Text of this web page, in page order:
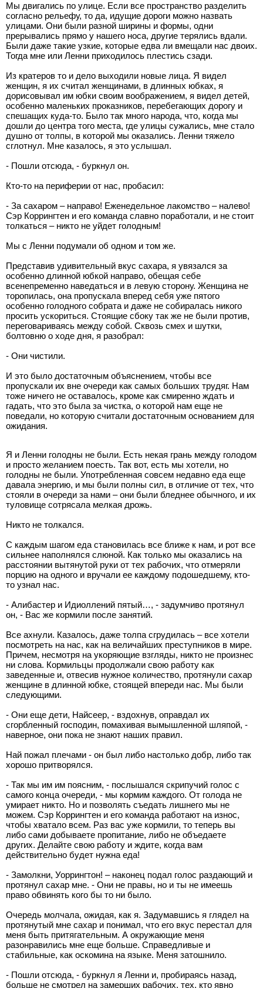
Мы двигались по улице. Если все пространство разделить
согласно рельефу, то да, идущие дороги можно назвать
улицами. Они были разной ширины и формы, одни
прерывались прямо у нашего носа, другие терялись вдали.
Были даже такие узкие, которые едва ли вмещали нас двоих.
Тогда мне или Ленни приходилось плестись сзади.
Из кратеров то и дело выходили новые лица. Я видел
женщин, я их считал женщинами, в длинных юбках, я
дорисовывал им юбки своим воображением, я видел детей,
особенно маленьких проказников, перебегающих дорогу и
спешащих куда-то. Было так много народа, что, когда мы
дошли до центра того места, где улицы сужались, мне стало
душно от толпы, в которой мы оказались. Ленни тяжело
сглотнул. Мне казалось, я это услышал.
- Пошли отсюда, - буркнул он.
Кто-то на периферии от нас, пробасил:
- За сахаром – направо! Еженедельное лакомство – налево!
Сэр Коррингтен и его команда славно поработали, и не стоит
толкаться – никто не уйдет голодным!
Мы с Ленни подумали об одном и том же.
Представив удивительный вкус сахара, я увязался за
особенно длинной юбкой направо, обещая себе
всенепременно наведаться и в левую сторону. Женщина не
торопилась, она пропускала вперед себя уже пятого
особенно голодного собрата и даже не собиралась никого
просить ускориться. Стоящие сбоку так же не были против,
переговариваясь между собой. Сквозь смех и шутки,
болтовню о ходе дня, я разобрал:
- Они чистили.
И это было достаточным объяснением, чтобы все
пропускали их вне очереди как самых больших трудяг. Нам
тоже ничего не оставалось, кроме как смиренно ждать и
гадать, что это была за чистка, о которой нам еще не
поведали, но которую считали достаточным основанием для
ожидания.
Я и Ленни голодны не были. Есть некая грань между голодом
и просто желанием поесть. Так вот, есть мы хотели, но
голодны не были. Употребленная совсем недавно еда еще
давала энергию, и мы были полны сил, в отличие от тех, что
стояли в очереди за нами – они были бледнее обычного, и их
туловище сотрясала мелкая дрожь.
Никто не толкался.
С каждым шагом еда становилась все ближе к нам, и рот все
сильнее наполнялся слюной. Как только мы оказались на
расстоянии вытянутой руки от тех рабочих, что отмеряли
порцию на одного и вручали ее каждому подошедшему, кто-
то узнал нас.
- Алибастер и Идиоллений пятый…, - задумчиво протянул
он, - Вас же кормили после занятий.
Все ахнули. Казалось, даже толпа сгрудилась – все хотели
посмотреть на нас, как на величайших преступников в мире.
Причем, несмотря на укоряющие взгляды, никто не произнес
ни слова. Кормильцы продолжали свою работу как
заведенные и, отвесив нужное количество, протянули сахар
женщине в длинной юбке, стоящей впереди нас. Мы были
следующими.
- Они еще дети, Найсеер, - вздохнув, оправдал их
сгорбленный господин, помахивая вымышленной шляпой, -
наверное, они пока не знают наших правил.
Най пожал плечами - он был либо настолько добр, либо так
хорошо притворялся.
- Так мы им им поясним, - послышался скрипучий голос с
самого конца очереди, - мы кормим каждого. От голода не
умирает никто. Но и позволять съедать лишнего мы не
можем. Сэр Коррингтен и его команда работают на износ,
чтобы хватало всем. Раз вас уже кормили, то теперь вы
либо сами добываете пропитание, либо не объедаете
других. Делайте свою работу и ждите, когда вам
действительно будет нужна еда!
- Замолкни, Уоррингтон! – наконец подал голос раздающий и
протянул сахар мне. - Они не правы, но и ты не имеешь
право обвинять кого бы то ни было.
Очередь молчала, ожидая, как я. Задумавшись я глядел на
протянутый мне сахар и понимал, что его вкус перестал для
меня быть притягательным. А окружающие меня
разонравились мне еще больше. Справедливые и
стабильные, как оскомина на языке. Меня затошнило.
- Пошли отсюда, - буркнул я Ленни и, пробираясь назад,
больше не смотрел на замерших рабочих, тех, кто явно